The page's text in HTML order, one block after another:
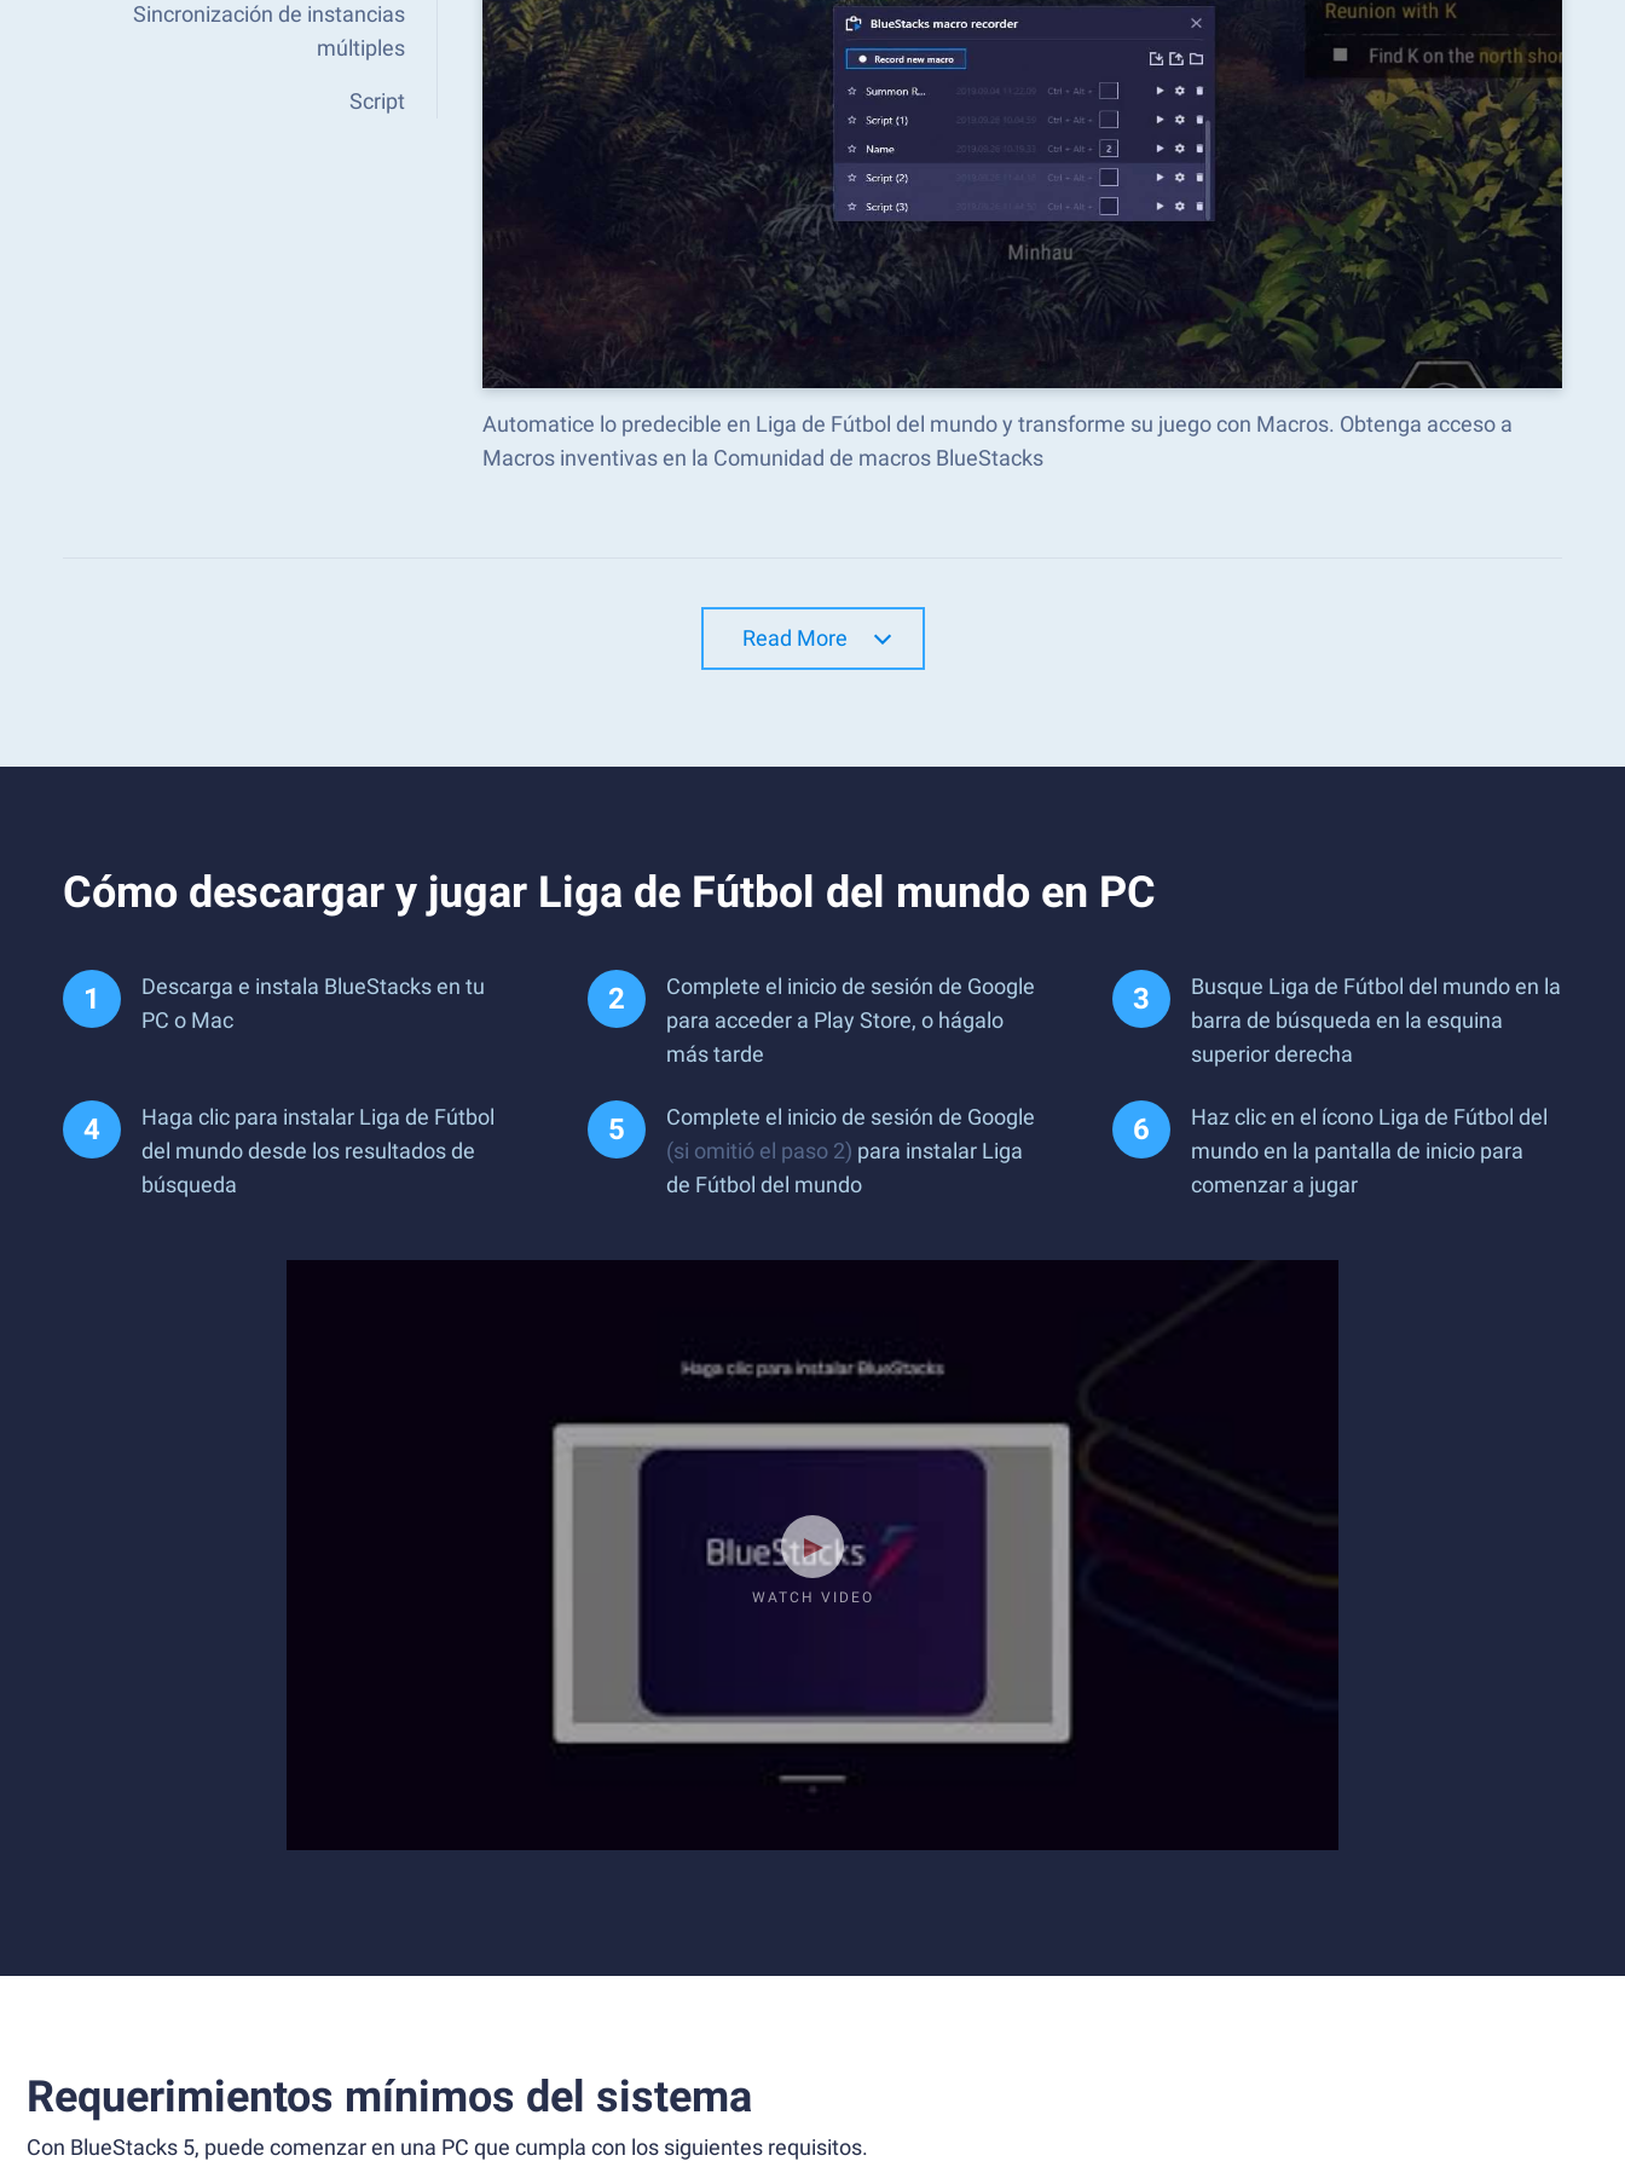
Sincronización de instancias
múltiples
Script
Automatice lo predecible en Liga de Fútbol del mundo y transforme su juego con Macros. Obtenga acceso a
Macros inventivas en la Comunidad de macros BlueStacks
Read More
Cómo descargar y jugar Liga de Fútbol del mundo en PC
Descarga e instala BlueStacks en tu
PC o Mac
Complete el inicio de sesión de Google
para acceder a Play Store, o hágalo
más tarde
Busque Liga de Fútbol del mundo en la
barra de búsqueda en la esquina
superior derecha
Haga clic para instalar Liga de Fútbol
del mundo desde los resultados de
búsqueda
Complete el inicio de sesión de Google
(si omitió el paso 2) para instalar Liga
de Fútbol del mundo
Haz clic en el ícono Liga de Fútbol del
mundo en la pantalla de inicio para
comenzar a jugar
WATCH VIDEO
Requerimientos mínimos del sistema
Con BlueStacks 5, puede comenzar en una PC que cumpla con los siguientes requisitos.